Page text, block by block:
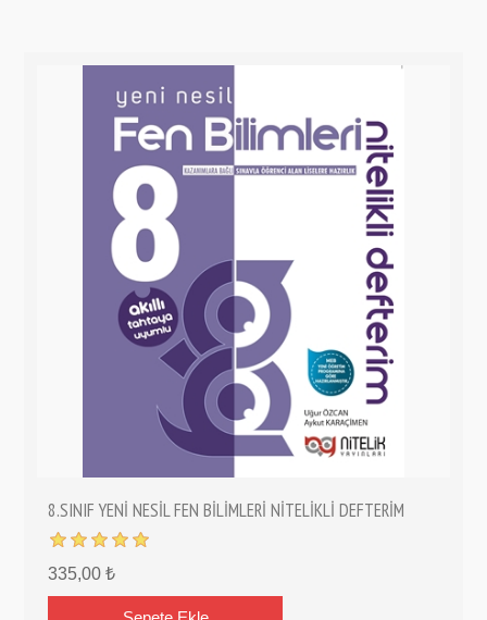
8.SINIF YENİ NESİL FEN BİLİMLERİ NİTELİKLİ DEFTERİM
335,00 ₺